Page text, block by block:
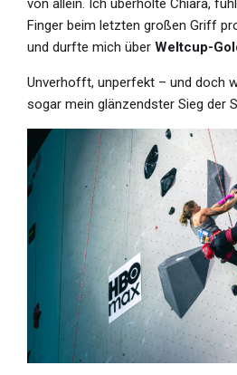
von allein. Ich überholte Chiara,
Finger beim letzten großen Griff
und durfte mich über Weltcup-
Unverhofft, unperfekt – und doch
sogar mein glänzendster Sieg der